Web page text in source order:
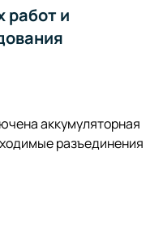
работ и
аккумуляторная
разъединения